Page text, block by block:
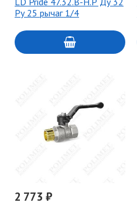
Ру 25 рычаг 1/4
2 773 ₽